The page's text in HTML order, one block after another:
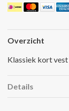
Overzicht
Klassiek kort vest
Details